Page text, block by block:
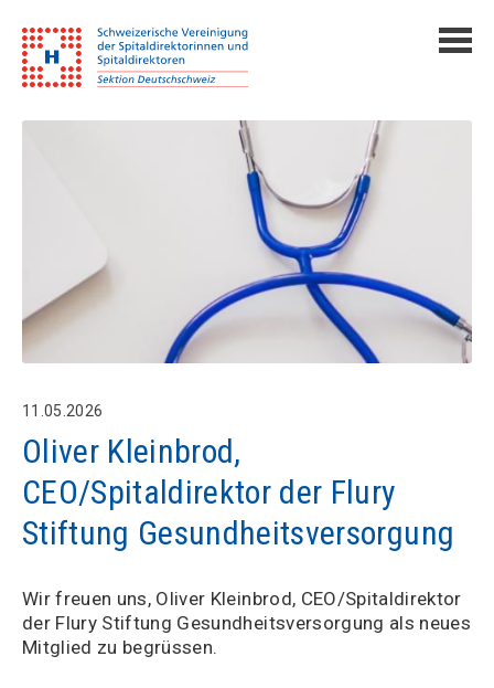
11.05.2026
Oliver Kleinbrod,
CEO/Spitaldirektor der Flury
Stiftung Gesundheitsversorgung
Wir freuen uns, Oliver Kleinbrod, CEO/Spitaldirektor
der Flury Stiftung Gesundheitsversorgung als neues
Mitglied zu begrüssen.